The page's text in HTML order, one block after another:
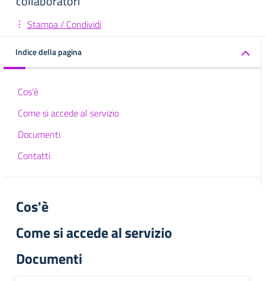
Stampa / Condividi
Indice della pagina
Cos'è
Come si accede al servizio
Documenti
Contatti
Cos'è
Come si accede al servizio
Documenti